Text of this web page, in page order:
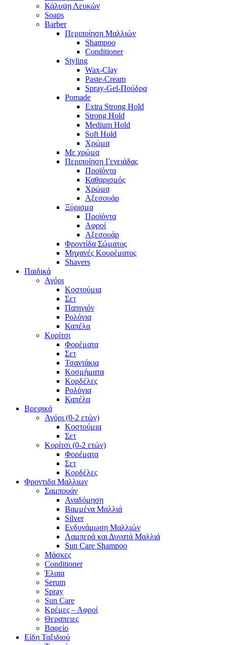
Κάλυψη Λευκών
Soaps
Barber
Περιποίηση Μαλλιών
Shampoo
Conditioner
Styling
Wax-Clay
Paste-Cream
Spray-Gel-Πούδρα
Pomade
Extra Strong Hold
Strong Hold
Medium Hold
Soft Hold
Χρώμα
Με χρώμα
Περιποίηση Γενειάδας
Προϊόντα
Καθαρισμός
Χρώμα
Αξεσουάρ
Ξύρισμα
Προϊόντα
Αφροί
Αξεσουάρ
Φροντίδα Σώματος
Μηχανές Κουρέματος
Shavers
Παιδικά
Αγόρι
Κοστούμια
Σετ
Παπιγιόν
Ρολόγια
Καπέλα
Κορίτσι
Φορέματα
Σετ
Τσαντάκια
Κοσμήματα
Κορδέλες
Ρολόγια
Καπέλα
Βρεφικά
Αγόρι (0-2 ετών)
Κοστούμια
Σετ
Κορίτσι (0-2 ετών)
Φορέματα
Σετ
Κορδέλες
Φροντιδα Μαλλιων
Σαμπουάν
Αναδόμηση
Βαμμένα Μαλλιά
Silver
Ενδυνάμωση Μαλλιών
Λαμπερά και Δυνατά Μαλλιά
Sun Care Shampoo
Μάσκες
Conditioner
Έλαια
Serum
Spray
Sun Care
Κρέμες – Αφροί
Θεραπειες
Βαφείο
Είδη Ταξιδιού